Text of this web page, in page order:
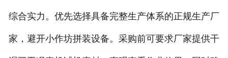
综合实力。优先选择具备完整生产体系的正规生产厂
家，避开小作坊拼装设备。采购前可要求厂家提供干